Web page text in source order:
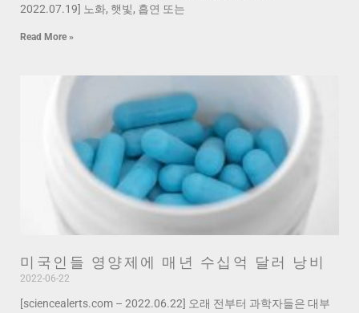
2022.07.19] 노화, 햇빛, 흡연 또는
Read More »
미국인들 영양제에 매년 수십억 달러 낭비
2022-06-22
[sciencealerts.com – 2022.06.22] 오래 전부터 과학자들은 대부